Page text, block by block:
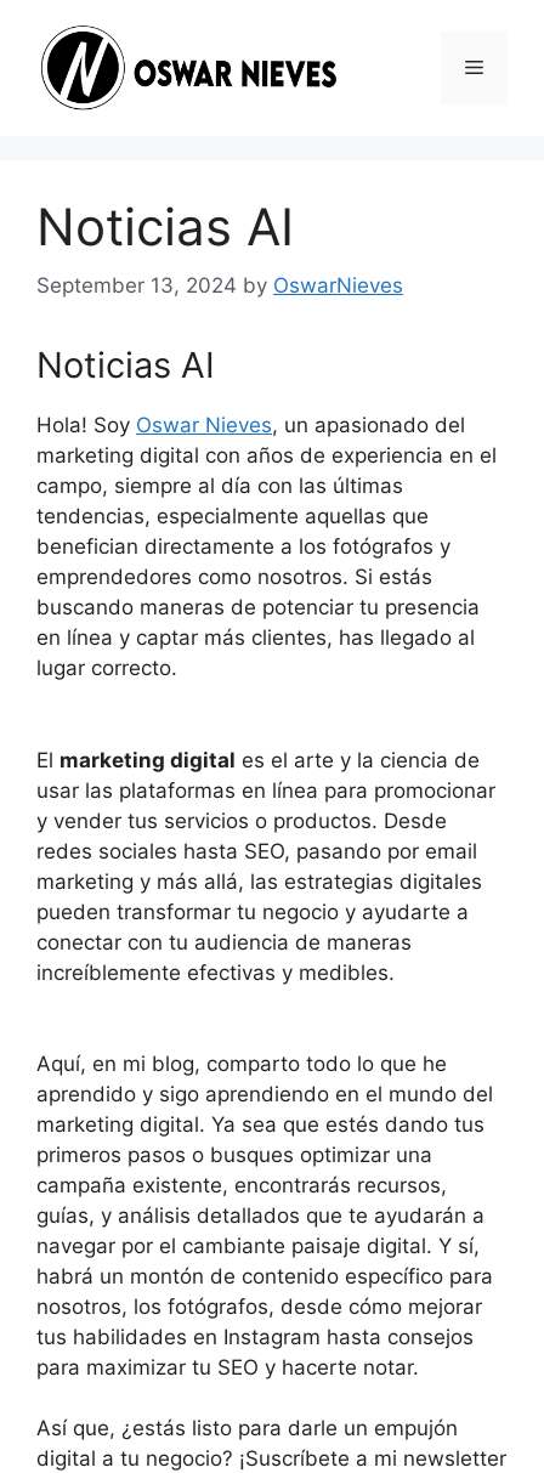
content
Menu
Noticias AI
September 13, 2024 by OswarNieves
Noticias AI
Hola! Soy Oswar Nieves, un apasionado del
marketing digital con años de experiencia en el
campo, siempre al día con las últimas
tendencias, especialmente aquellas que
benefician directamente a los fotógrafos y
emprendedores como nosotros. Si estás
buscando maneras de potenciar tu presencia
en línea y captar más clientes, has llegado al
lugar correcto.
El marketing digital es el arte y la ciencia de
usar las plataformas en línea para promocionar
y vender tus servicios o productos. Desde
redes sociales hasta SEO, pasando por email
marketing y más allá, las estrategias digitales
pueden transformar tu negocio y ayudarte a
conectar con tu audiencia de maneras
increíblemente efectivas y medibles.
Aquí, en mi blog, comparto todo lo que he
aprendido y sigo aprendiendo en el mundo del
marketing digital. Ya sea que estés dando tus
primeros pasos o busques optimizar una
campaña existente, encontrarás recursos,
guías, y análisis detallados que te ayudarán a
navegar por el cambiante paisaje digital. Y sí,
habrá un montón de contenido específico para
nosotros, los fotógrafos, desde cómo mejorar
tus habilidades en Instagram hasta consejos
para maximizar tu SEO y hacerte notar.
Así que, ¿estás listo para darle un empujón
digital a tu negocio? ¡Suscríbete a mi newsletter